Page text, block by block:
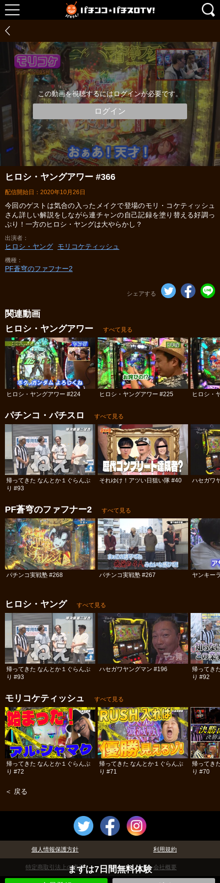
まずは7日間無料体験
この動画を視聴するにはログインが必要です。
ログイン
ヒロシ・ヤングアワー #366
配信開始日：2020年10月26日
今回のゲストは気合の入ったメイクで登場のモリ・コケティッシュ
さん詳しい解説をしながら連チャンの自己記録を塗り替える好調っ
ぷり！一方のヒロシ・ヤングは大やらかし？
出演者
ヒロシ・ヤング モリコケティッシュ
機種
PF蒼穹のファフナー2
シェアする
関連動画
ヒロシ・ヤングアワー
すべて見る
ヒロシ・ヤングアワー #224 ヒロシ・ヤングアワー #225 ヒロシ・
パチンコ・パチスロ すべて見る
帰ってきた なんとか１ぐらんぷ
り #93
それゆけ！アツい日狙い隊 #40 ハセガワ
PF蒼穹のファフナー2 すべて見る
パチンコ実戦塾 #268 パチンコ実戦塾 #267 ヤンキー
ヒロシ・ヤング すべて見る
帰ってきた なんとか１ぐらんぷ
り #93
ハセガワヤングマン #196
帰ってき
り #92
モリコケティッシュ すべて見る
帰ってきた なんとか１ぐらんぷ
り #72
帰ってきた なんとか１ぐらんぷ
り #71
帰ってき
り #70
＜ 戻る
個人情報保護方針 利用規約
特定商取引法上の表示 会社概要